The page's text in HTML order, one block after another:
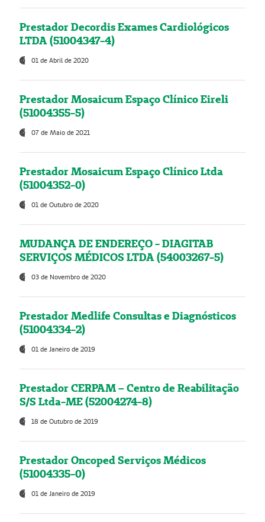
Prestador Decordis Exames Cardiológicos
LTDA (51004347-4)
01 de Abril de 2020
Prestador Mosaicum Espaço Clínico Eireli
(51004355-5)
07 de Maio de 2021
Prestador Mosaicum Espaço Clínico Ltda
(51004352-0)
01 de Outubro de 2020
MUDANÇA DE ENDEREÇO - DIAGITAB
SERVIÇOS MÉDICOS LTDA (54003267-5)
03 de Novembro de 2020
Prestador Medlife Consultas e Diagnósticos
(51004334-2)
01 de Janeiro de 2019
Prestador CERPAM – Centro de Reabilitação
S/S Ltda-ME (52004274-8)
18 de Outubro de 2019
Prestador Oncoped Serviços Médicos
(51004335-0)
01 de Janeiro de 2019